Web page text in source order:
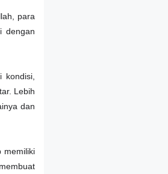
para
dengan
kondisi,
Lebih
dan
memiliki